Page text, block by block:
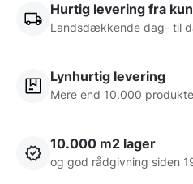
Hurtig levering fra
Landsdækkende dag- til
Lynhurtig levering
Mere end 10.000
10.000 m2 lager
og god rådgivning siden